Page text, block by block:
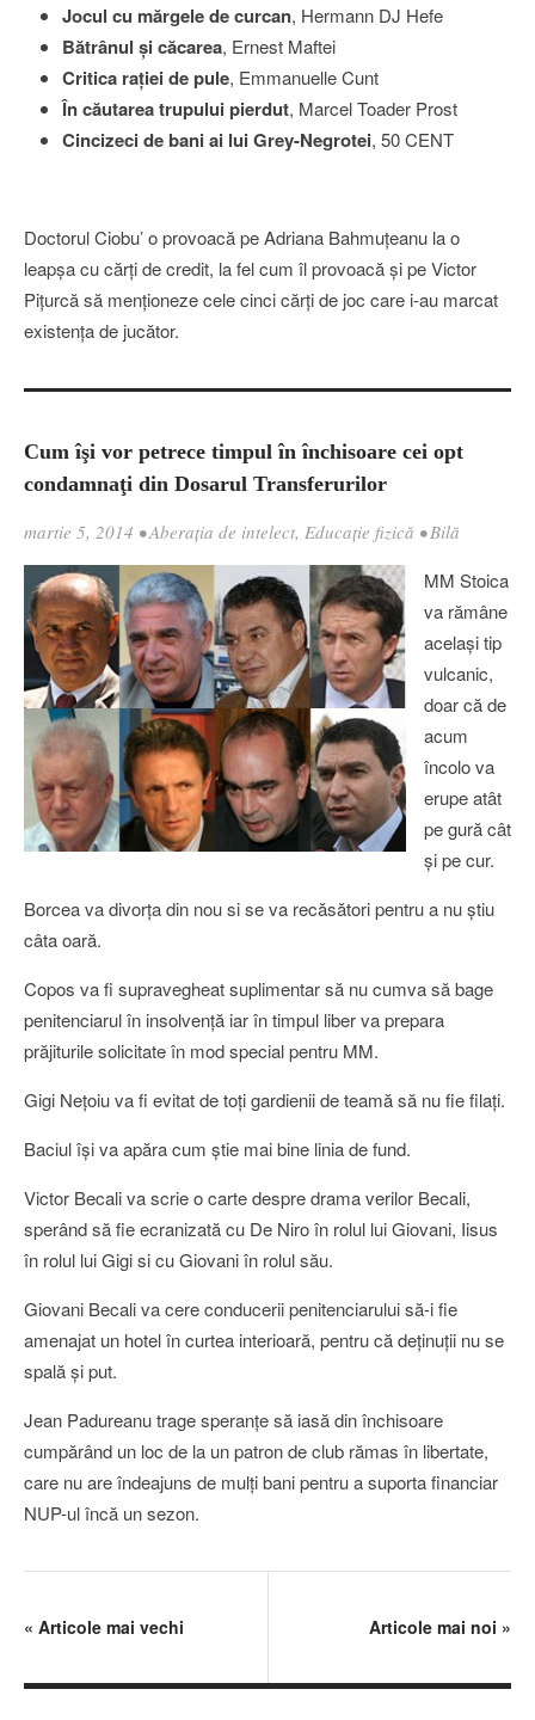
Jocul cu mărgele de curcan, Hermann DJ Hefe
Bătrânul şi căcarea, Ernest Maftei
Critica raţiei de pule, Emmanuelle Cunt
În căutarea trupului pierdut, Marcel Toader Prost
Cincizeci de bani ai lui Grey-Negrotei, 50 CENT
Doctorul Ciobu’ o provoacă pe Adriana Bahmuţeanu la o
leapşa cu cărţi de credit, la fel cum îl provoacă şi pe Victor
Piţurcă să menţioneze cele cinci cărţi de joc care i-au marcat
existenţa de jucător.
Cum îşi vor petrece timpul în închisoare cei opt
condamnaţi din Dosarul Transferurilor
martie 5, 2014 •Aberația de intelect, Educaţie fizică •Bilă
MM Stoica
va rămâne
acelaşi tip
vulcanic,
doar că de
acum
încolo va
erupe atât
pe gură cât
şi pe cur.
Borcea va divorţa din nou si se va recăsători pentru a nu ştiu
câta oară.
Copos va fi supravegheat suplimentar să nu cumva să bage
penitenciarul în insolvenţă iar în timpul liber va prepara
prăjiturile solicitate în mod special pentru MM.
Gigi Neţoiu va fi evitat de toţi gardienii de teamă să nu fie filaţi.
Baciul îşi va apăra cum ştie mai bine linia de fund.
Victor Becali va scrie o carte despre drama verilor Becali,
sperând să fie ecranizată cu De Niro în rolul lui Giovani, Iisus
în rolul lui Gigi si cu Giovani în rolul său.
Giovani Becali va cere conducerii penitenciarului să-i fie
amenajat un hotel în curtea interioară, pentru că deţinuţii nu se
spală şi put.
Jean Padureanu trage speranţe să iasă din închisoare
cumpărând un loc de la un patron de club rămas în libertate,
care nu are îndeajuns de mulţi bani pentru a suporta financiar
NUP-ul încă un sezon.
« Articole mai vechi Articole mai noi »